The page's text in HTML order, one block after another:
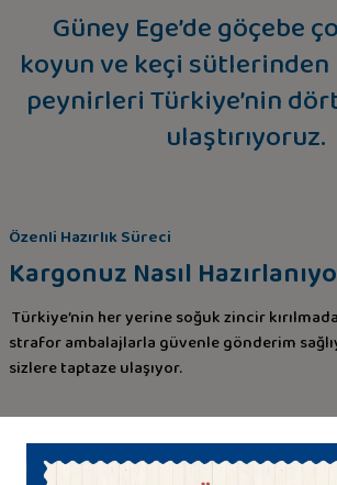
Güney Ege’de göçebe
koyun ve keçi
peynirleri Türkiye’nin
ulaştırıyoruz.
Özenli Hazırlık Süreci
Kargonuz Nasıl
Türkiye’nin her yerine soğuk zincir
strafor ambalajlarla güvenle gönderim
sizlere taptaze ulaşıyor.